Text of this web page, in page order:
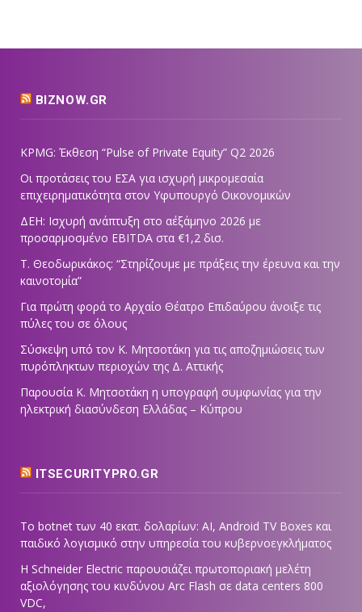
BIZNOW.GR
KPMG: Έκθεση “Pulse of Private Equity” Q2 2026
Οι προτάσεις του ΕΣΑ για ισχυρή μικρομεσαία
επιχειρηματικότητα στον Υφυπουργό Οικονομικών
ΔΕΗ: Ισχυρή ανάπτυξη στο α΄εξάμηνο 2026 με
προσαρμοσμένο EBITDA στα €1,2 δισ.
Τ. Θεοδωρικάκος: “Στηρίζουμε με πράξεις την έρευνα και την
καινοτομία”
Για πρώτη φορά το Αρχαίο Θέατρο Επιδαύρου άνοιξε τις
πύλες του σε όλους
Σύσκεψη υπό τον Κ. Μητσοτάκη για τις αποζημιώσεις των
πυρόπληκτων περιοχών της Δ. Αττικής
Παρουσία Κ. Μητσοτάκη η υπογραφή συμφωνίας για την
ηλεκτρική διασύνδεση Ελλάδας – Κύπρου
ITSECURITYPRO.GR
Το botnet των 40 εκατ. δολαρίων: AI, Android TV Boxes και
παιδικό λογισμικό στην υπηρεσία του κυβερνοεγκλήματος
Η Schneider Electric παρουσιάζει πρωτοποριακή μελέτη
αξιολόγησης του κινδύνου Arc Flash σε data centers 800
VDC,